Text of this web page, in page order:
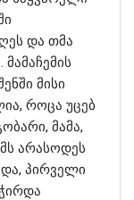
და თმა
მისი
როცა უცებ
მამა,
არასოდეს
პირველი